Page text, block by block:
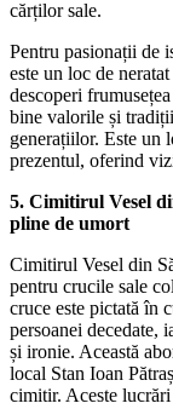
cărților sale.
Pentru pasionații de
este un loc de
descoperi
bine valorile și
generațiilor. Este un
prezentul, oferind
5. Cimitirul Vesel
pline de umort
Cimitirul Vesel din
pentru crucile sale
cruce este pictată în
persoanei decedate,
și ironie. Această
local Stan Ioan
cimitir. Aceste